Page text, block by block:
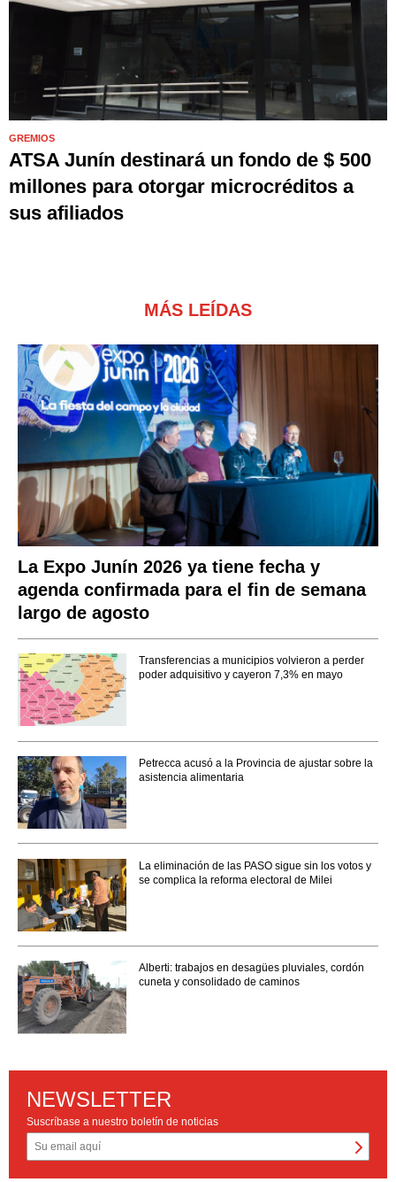
GREMIOS
ATSA Junín destinará un fondo de $ 500
millones para otorgar microcréditos a
sus afiliados
MÁS LEÍDAS
La Expo Junín 2026 ya tiene fecha y
agenda confirmada para el fin de semana
largo de agosto
Transferencias a municipios volvieron a perder
poder adquisitivo y cayeron 7,3% en mayo
Petrecca acusó a la Provincia de ajustar sobre la
asistencia alimentaria
La eliminación de las PASO sigue sin los votos y
se complica la reforma electoral de Milei
Alberti: trabajos en desagües pluviales, cordón
cuneta y consolidado de caminos
NEWSLETTER
Suscríbase a nuestro boletín de noticias